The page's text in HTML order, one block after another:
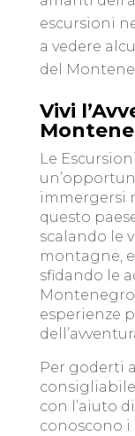
escursioni
a vedere
del
Vivi
Le
immergersi
questo
scalando le
montagne,
sfidando le
esperienze
Per goderti
con l’aiuto
conoscono i